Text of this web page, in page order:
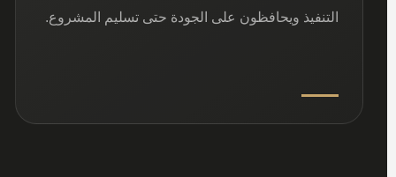
التنفيذ ويحافظون على الجودة حتى تسليم المشروع.